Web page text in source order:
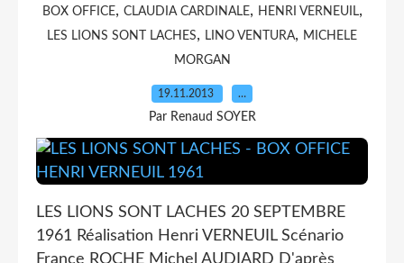
BOX OFFICE, CLAUDIA CARDINALE, HENRI VERNEUIL,
LES LIONS SONT LACHES, LINO VENTURA, MICHELE
MORGAN
19.11.2013 …
Par Renaud SOYER
LES LIONS SONT LACHES 20 SEPTEMBRE
1961 Réalisation Henri VERNEUIL Scénario
France ROCHE Michel AUDIARD D'après